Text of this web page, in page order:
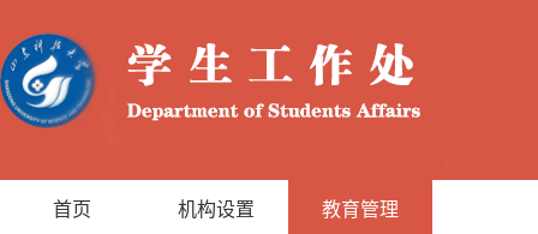
首页 机构设置 教育管理